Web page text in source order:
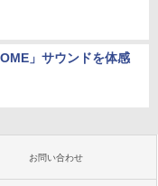
」サウンドを体感
お問い合わせ